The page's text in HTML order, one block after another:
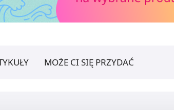
MOŻE CI SIĘ PRZYDAĆ